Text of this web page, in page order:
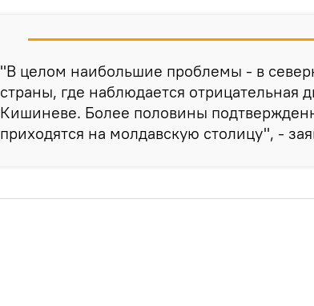
"В целом наибольшие проблемы - в
страны, где наблюдается отрицательная
Кишиневе. Более половины
приходятся на молдавскую столицу", -